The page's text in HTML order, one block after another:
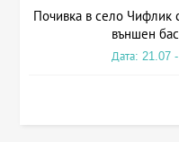
Почивка в село Чифлик
външен
Дата: 21.07